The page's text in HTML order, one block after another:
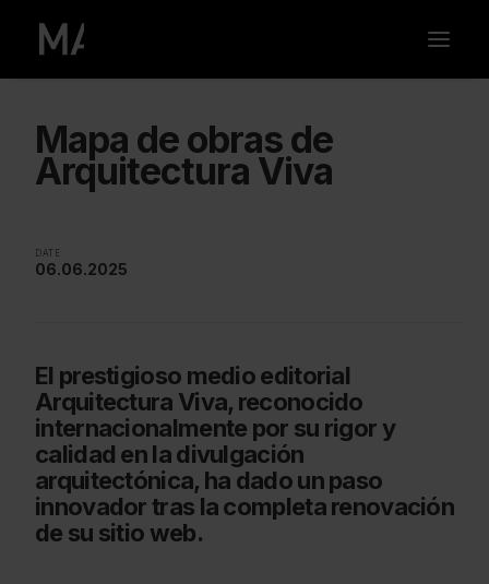
Mapa de obras de
Arquitectura Viva
DATE
06.06.2025
El prestigioso medio editorial
Arquitectura Viva, reconocido
internacionalmente por su rigor y
calidad en la divulgación
arquitectónica, ha dado un paso
innovador tras la completa renovación
de su sitio web.